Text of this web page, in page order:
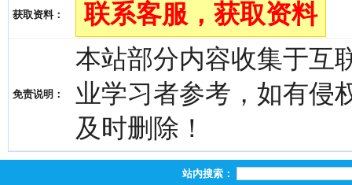
获取资料： 联系客服，获取资料
免责说明：
本站部分内容收集于互
业学习者参考，如有侵
及时删除！
站内搜索：